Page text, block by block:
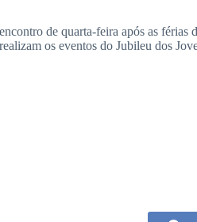
de quarta-feira após as
os eventos do Jubileu dos